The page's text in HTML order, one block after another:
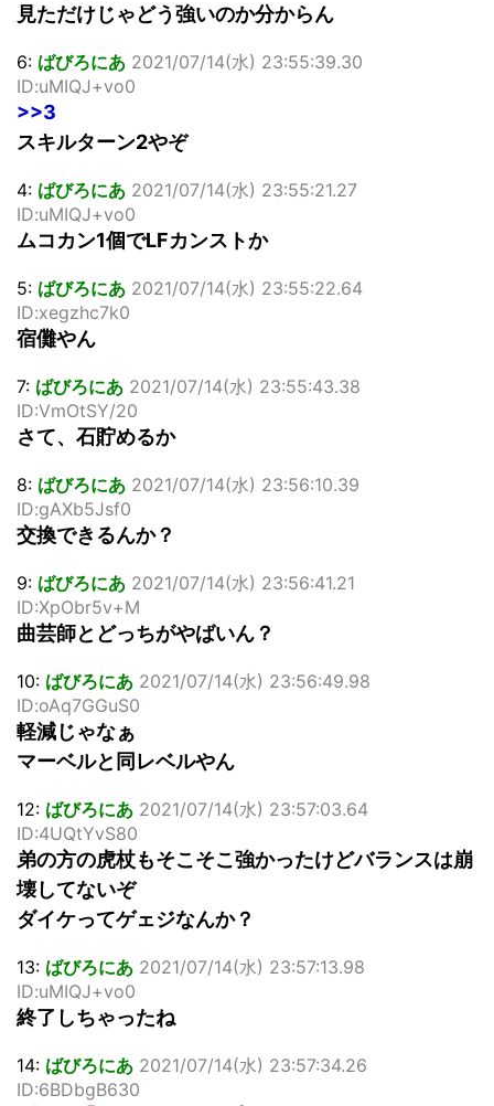
見ただけじゃどう強いのか分からん
6: ばびろにあ 2021/07/14(水) 23:55:39.30
ID:uMIQJ+vo0
>>3
スキルターン2やぞ
4: ばびろにあ 2021/07/14(水) 23:55:21.27
ID:uMIQJ+vo0
ムコカン1個でLFカンストか
5: ばびろにあ 2021/07/14(水) 23:55:22.64
ID:xegzhc7k0
宿儺やん
7: ばびろにあ 2021/07/14(水) 23:55:43.38
ID:VmOtSY/20
さて、石貯めるか
8: ばびろにあ 2021/07/14(水) 23:56:10.39
ID:gAXb5Jsf0
交換できるんか？
9: ばびろにあ 2021/07/14(水) 23:56:41.21
ID:XpObr5v+M
曲芸師とどっちがやばいん？
10: ばびろにあ 2021/07/14(水) 23:56:49.98
ID:oAq7GGuS0
軽減じゃなぁ
マーベルと同レベルやん
12: ばびろにあ 2021/07/14(水) 23:57:03.64
ID:4UQtYvS80
弟の方の虎杖もそこそこ強かったけどバランスは崩
壊してないぞ
ダイケってゲェジなんか？
13: ばびろにあ 2021/07/14(水) 23:57:13.98
ID:uMIQJ+vo0
終了しちゃったね
14: ばびろにあ 2021/07/14(水) 23:57:34.26
ID:6BDbgB630